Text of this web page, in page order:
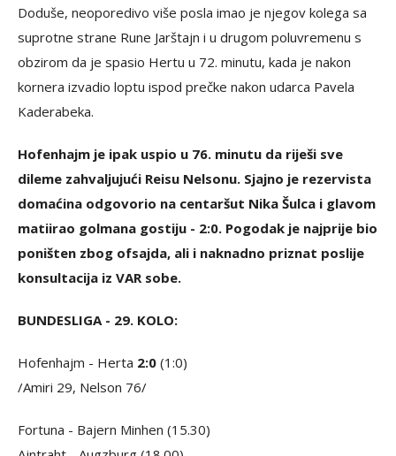
Doduše, neoporedivo više posla imao je njegov kolega sa
suprotne strane Rune Jarštajn i u drugom poluvremenu s
obzirom da je spasio Hertu u 72. minutu, kada je nakon
kornera izvadio loptu ispod prečke nakon udarca Pavela
Kaderabeka.
Hofenhajm je ipak uspio u 76. minutu da riješi sve
dileme zahvaljujući Reisu Nelsonu. Sjajno je rezervista
domaćina odgovorio na centaršut Nika Šulca i glavom
matiirao golmana gostiju - 2:0. Pogodak je najprije bio
poništen zbog ofsajda, ali i naknadno priznat poslije
konsultacija iz VAR sobe.
BUNDESLIGA - 29. KOLO:
Hofenhajm - Herta 2:0 (1:0)
/Amiri 29, Nelson 76/
Fortuna - Bajern Minhen (15.30)